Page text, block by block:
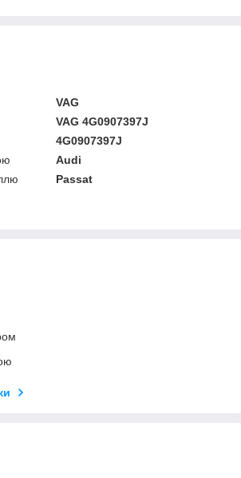
VAG
VAG 4G0907397J
4G0907397J
Audi
Passat